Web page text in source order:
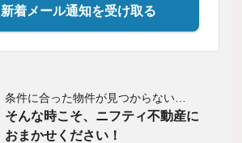
新着メール通知を受け取る
条件に合った物件が見つからない…
そんな時こそ、ニフティ不動産に
おまかせください！